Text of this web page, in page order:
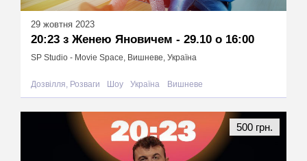
29 жовтня 2023
20:23 з Женею Яновичем - 29.10 о 16:00
SP Studio - Movie Space, Вишневе, Україна
Дозвілля, Розваги Шоу Україна Вишневе
500 грн.